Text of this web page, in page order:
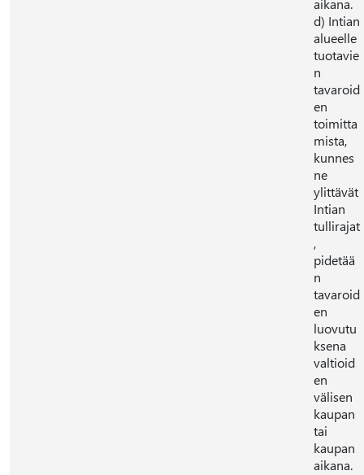
aikana.
d) Intian
alueelle
tuotavie
n
tavaroid
en
toimitta
mista,
kunnes
ne
ylittävät
Intian
tullirajat
,
pidetää
n
tavaroid
en
luovutu
ksena
valtioid
en
välisen
kaupan
tai
kaupan
aikana.